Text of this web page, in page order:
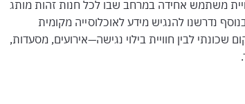
משתמש אחידה במרחב שבו לכל חנות זהות מותג
נדרשנו להנגיש מידע לאוכלוסייה מקומית
שכונתי לבין חוויית בילוי נגישה—אירועים, מסעדות,